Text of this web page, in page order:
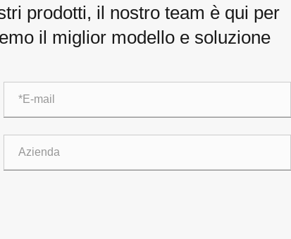
prodotti, il nostro team è qui per
il miglior modello e soluzione